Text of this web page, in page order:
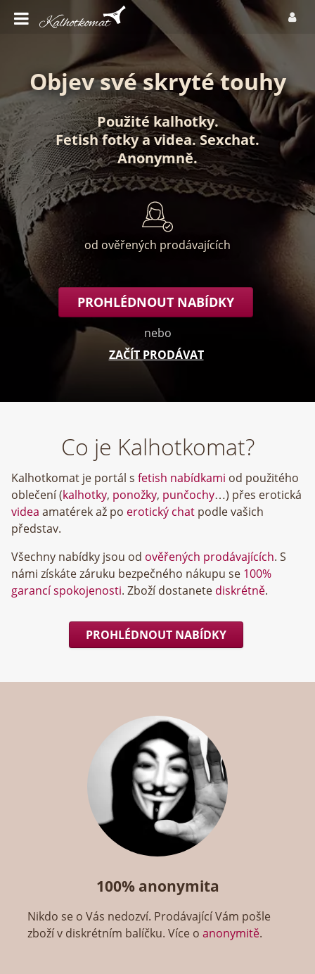
Objev své skryté touhy
Použité kalhotky.
Fetish fotkyavidea.Sexchat.
Anonymně.
od ověřených prodávajících
PROHLÉDNOUT NABÍDKY
nebo
ZAČÍT PRODÁVAT
Co je Kalhotkomat?
Kalhotkomat je portál s fetish nabídkami od použitého
oblečení (kalhotky, ponožky, punčochy…) přes erotická
videa amatérek až po erotický chat podle vašich
představ.
Všechny nabídky jsou od ověřených prodávajících. S
námi získáte záruku bezpečného nákupu se 100%
garancí spokojenosti. Zboží dostanete diskrétně.
PROHLÉDNOUT NABÍDKY
100% anonymita
Nikdo se o Vás nedozví. Prodávající Vám pošle
zboží v diskrétním balíčku. Více oanonymitě.